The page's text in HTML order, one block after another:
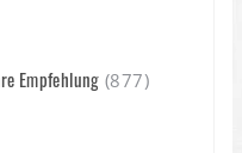
Empfehlung (877)